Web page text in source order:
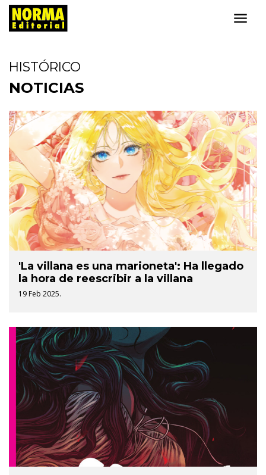
HISTÓRICO
NOTICIAS
'La villana es una marioneta': Ha llegado
la hora de reescribir a la villana
19 Feb 2025.